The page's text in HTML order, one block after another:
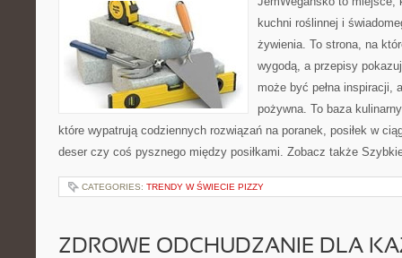
kuchni roślinnej i
żywienia. To strona, na
wygodą, a przepisy
może być pełna inspiracji,
pożywna. To baza
które wypatrują codziennych rozwiązań na poranek, posiłek w
deser czy coś pysznego między posiłkami. Zobacz także
CATEGORIES: TRENDY W ŚWIECIE PIZZY
ZDROWE ODCHUDZANIE DLA